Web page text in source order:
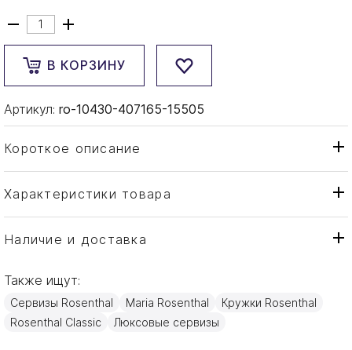
В КОРЗИНУ
Артикул: ro-10430-407165-15505
Короткое описание
Характеристики товара
Тип товара
Кружка
Бренд
Страна производителя
Материал
Фарфор
Наличие и доставка
Также ищут:
Сервизы Rosenthal Maria Rosenthal
Кружки Rosenthal
Rosenthal Classic
Люксовые сервизы